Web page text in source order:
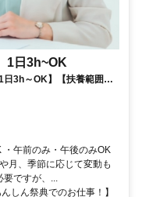
1日3h~OK
日3h～OK】【扶養範囲内
当日休みも問題ありませ
力◎30代／40代／50代／
午前のみ・午後のみOK
月、季節に応じて変動も
ですが、...
しん祭典でのお仕事！】